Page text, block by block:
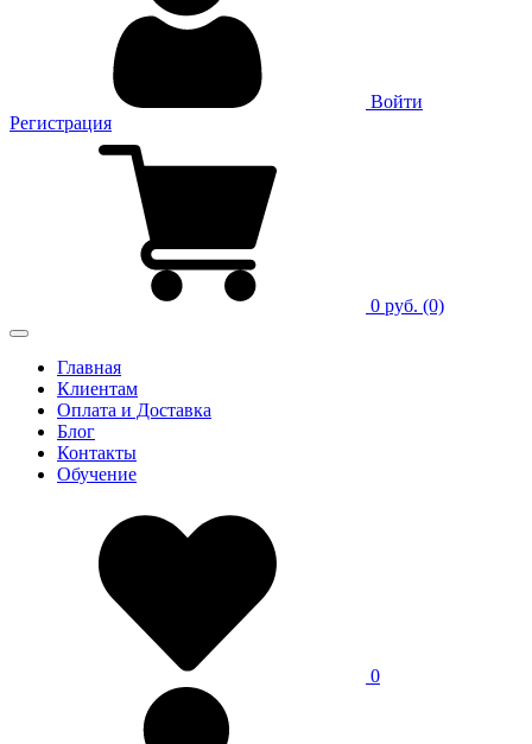
Войти
Регистрация
0 руб. (0)
Главная
Клиентам
Оплата и Доставка
Блог
Контакты
Обучение
0